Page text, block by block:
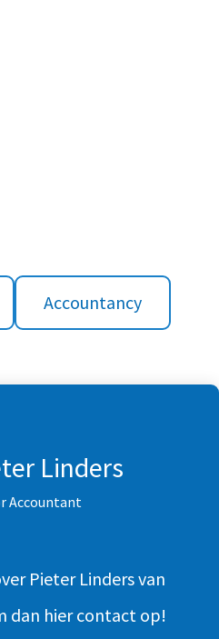
Accountancy
Linders
Accountant
Pieter Linders van
dan hier contact op!